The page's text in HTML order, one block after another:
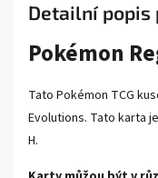
Detailní popis
Pokémon
Tato Pokémon TCG
Evolutions. Tato karta
H.